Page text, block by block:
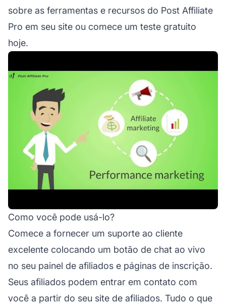
sobre as ferramentas e recursos do Post Affiliate
Pro em seu site ou comece um teste gratuito
hoje.
Como você pode usá-lo?
Comece a fornecer um suporte ao cliente
excelente colocando um botão de chat ao vivo
no seu painel de afiliados e páginas de inscrição.
Seus afiliados podem entrar em contato com
você a partir do seu site de afiliados. Tudo o que